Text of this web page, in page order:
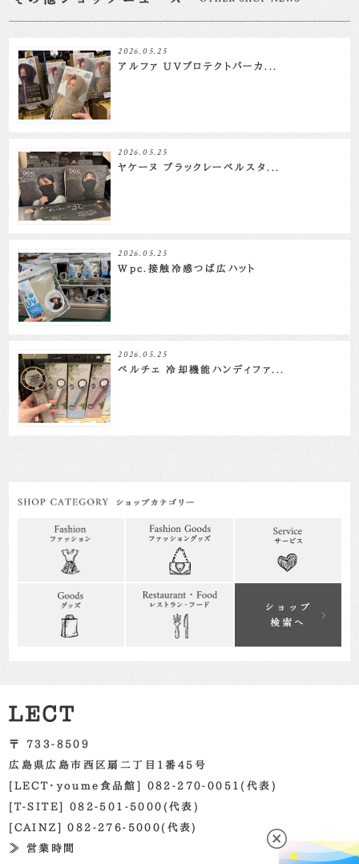
2026.05.25
アルファ UVプロテクトパーカ...
2026.05.25
ヤケーヌ ブラックレーベルスタ...
2026.05.25
Wpc.接触冷感つば広ハット
2026.05.25
ペルチェ 冷却機能ハンディファ...
〒 733-8509
広島県広島市西区扇二丁目1番45号
[LECT・youme食品館] 082-270-0051(代表)
[T-SITE] 082-501-5000(代表)
[CAINZ] 082-276-5000(代表)
≫ 営業時間